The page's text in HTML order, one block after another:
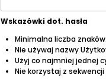
Wskazówki dot. hasła
Minimalna liczba
Nie używaj nazwy
Użyj co najmniej jednej
Nie korzystaj z